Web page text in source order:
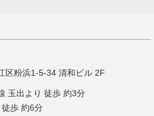
区粉浜1-5-34 清和ビル 2F
玉出より 徒歩 約3分
歩 約6分